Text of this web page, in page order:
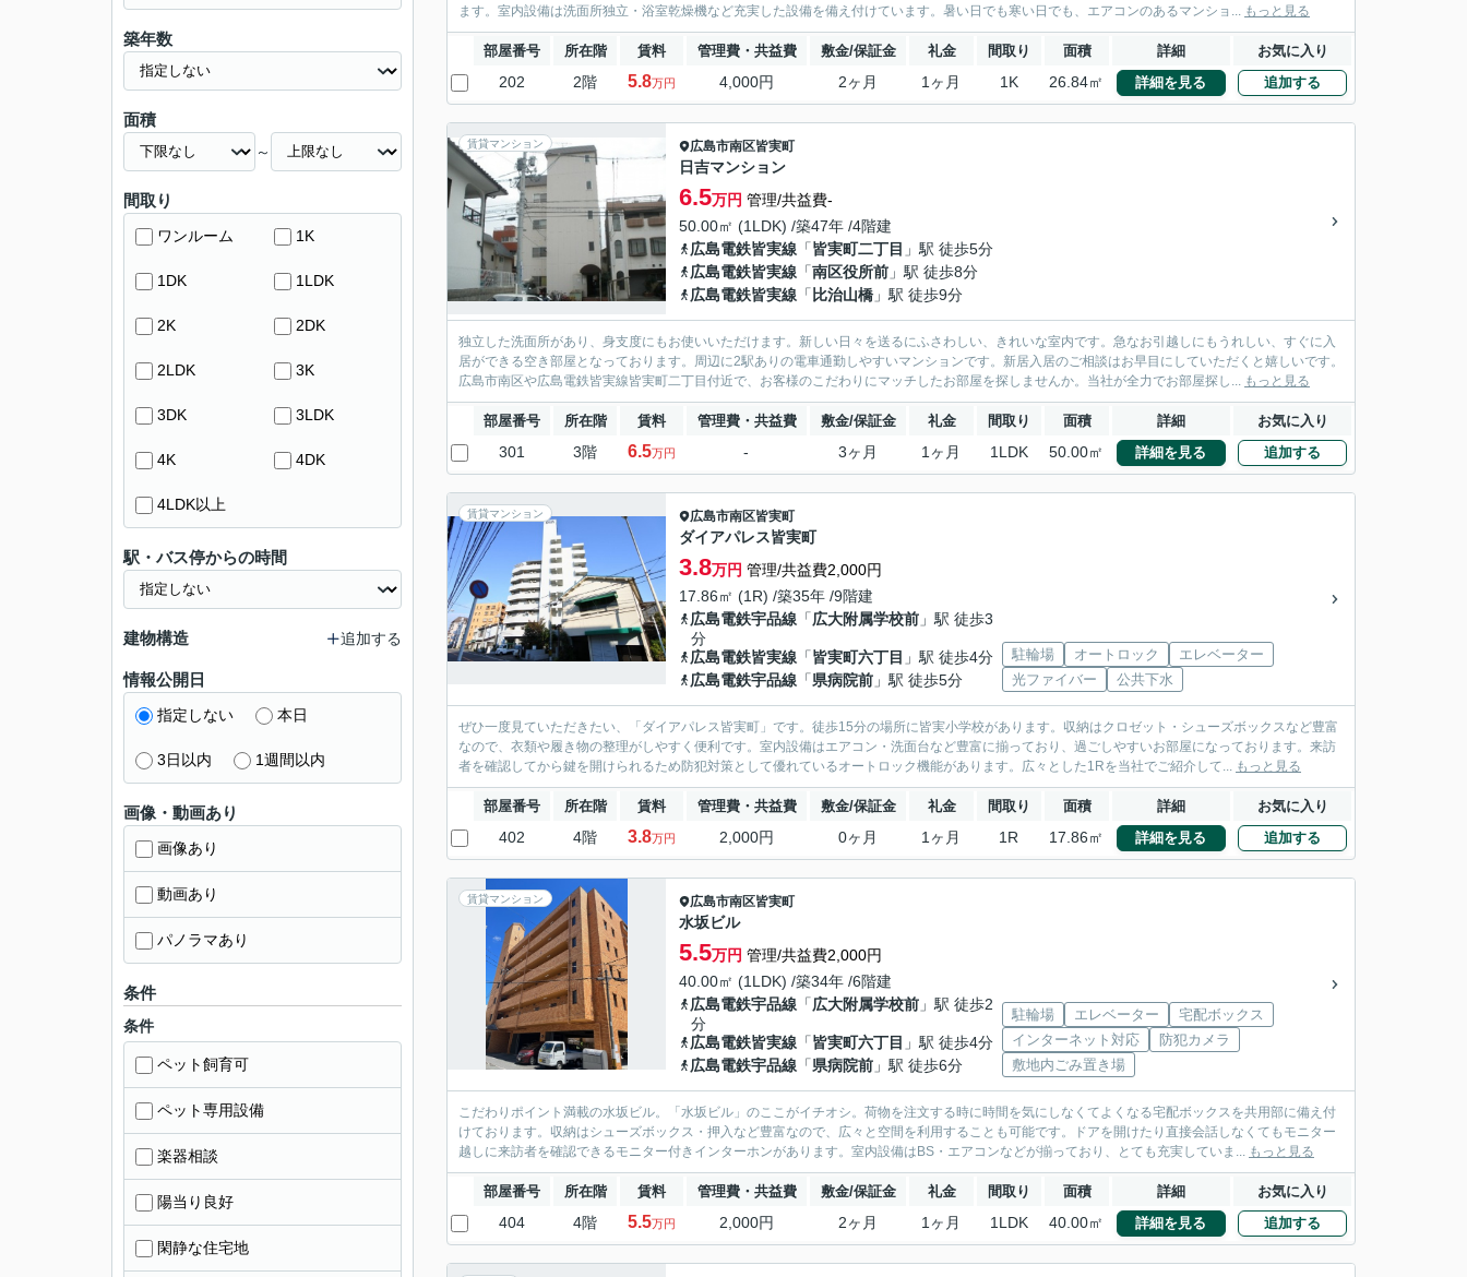
ます。室内設備は洗面所独立・浴室乾燥機など充実した設備を備え付けています。暑い日でも寒い日でも、エアコンのあるマンショ... もっと見る
部屋番号 所在階 賃料 管理費・共益費 敷金/保証金 礼金 間取り 面積 詳細 お気に入り
202 2階 5.8万円 4,000円 2ヶ月 1ヶ月 1K 26.84㎡ 詳細を見る 追加する
賃貸マンション 広島市南区皆実町
日吉マンション
6.5万円 管理/共益費-
50.00㎡ (1LDK) /築47年 /4階建
広島電鉄皆実線 「皆実町二丁目 」駅 徒歩5分
広島電鉄皆実線 「南区役所前 」駅 徒歩8分
広島電鉄皆実線 「 比治山橋 」駅 徒歩9分
独立した洗面所があり、身支度にもお使いいただけます。新しい日々を送るにふさわしい、きれいな室内です。急なお引越しにもうれしい、すぐに入
居ができる空き部屋となっております。周辺に2駅ありの電車通勤しやすいマンションです。新居入居のご相談はお早目にしていただくと嬉しいです。
広島市南区や広島電鉄皆実線皆実町二丁目付近で、お客様のこだわりにマッチしたお部屋を探しませんか。当社が全力でお部屋探し... もっと見る
部屋番号 所在階 賃料 管理費・共益費 敷金/保証金 礼金 間取り 面積 詳細 お気に入り
301 3階 6.5万円 - 3ヶ月 1ヶ月 1LDK 50.00㎡ 詳細を見る 追加する
賃貸マンション 広島市南区皆実町
ダイアパレス皆実町
3.8万円 管理/共益費2,000円
17.86㎡ (1R) /築35年 /9階建
広島電鉄宇品線 「広大附属学校前 」駅 徒歩3
分
広島電鉄皆実線 「皆実町六丁目 」駅 徒歩4分
広島電鉄宇品線 「県病院前 」駅 徒歩5分
駐輪場 オートロック
エレベーター
光ファイバー
公共下水
ぜひ一度見ていただきたい、「ダイアパレス皆実町」です。徒歩15分の場所に皆実小学校があります。収納はクロゼット・シューズボックスなど豊富
なので、衣類や履き物の整理がしやすく便利です。室内設備はエアコン・洗面台など豊富に揃っており、過ごしやすいお部屋になっております。来訪
者を確認してから鍵を開けられるため防犯対策として優れているオートロック機能があります。広々とした1Rを当社でご紹介して... もっと見る
部屋番号 所在階 賃料 管理費・共益費 敷金/保証金 礼金 間取り 面積 詳細 お気に入り
402 4階 3.8万円 2,000円 0ヶ月 1ヶ月 1R 17.86㎡ 詳細を見る 追加する
賃貸マンション 広島市南区皆実町
水坂ビル
5.5万円 管理/共益費2,000円
40.00㎡ (1LDK) /築34年 /6階建
広島電鉄宇品線 「広大附属学校前 」駅 徒歩2
分
広島電鉄皆実線 「皆実町六丁目 」駅 徒歩4分
広島電鉄宇品線 「県病院前 」駅 徒歩6分
駐輪場 エレベーター
宅配ボックス
インターネット対応
防犯カメラ
敷地内ごみ置き場
こだわりポイント満載の水坂ビル。「水坂ビル」のここがイチオシ。荷物を注文する時に時間を気にしなくてよくなる宅配ボックスを共用部に備え付
けております。収納はシューズボックス・押入など豊富なので、広々と空間を利用することも可能です。ドアを開けたり直接会話しなくてもモニター
越しに来訪者を確認できるモニター付きインターホンがあります。室内設備はBS・エアコンなどが揃っており、とても充実していま... もっと見る
部屋番号 所在階 賃料 管理費・共益費 敷金/保証金 礼金 間取り 面積 詳細 お気に入り
404 4階 5.5万円 2,000円 2ヶ月 1ヶ月 1LDK 40.00㎡ 詳細を見る 追加する
築年数
面積
～
間取り
ワンルーム 1K
1DK 1LDK
2K 2DK
2LDK 3K
3DK 3LDK
4K 4DK
4LDK以上
駅・バス停からの時間
建物構造 追加する
情報公開日
指定しない 本日
3日以内 1週間以内
画像・動画あり
画像あり
動画あり
パノラマあり
条件
条件
ペット飼育可
ペット専用設備
楽器相談
陽当り良好
閑静な住宅地